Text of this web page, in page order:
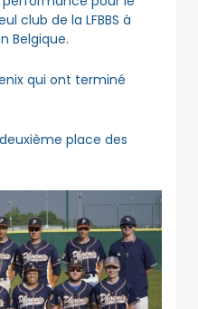
club de la LFBBS à
Belgique.
qui ont terminé
place des